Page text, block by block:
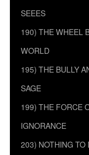
SEEES
190) THE WHEEL
WORLD
195) THE BULLY
SAGE
199) THE FORCE
IGNORANCE
203) NOTHING